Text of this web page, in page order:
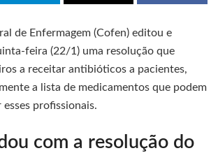
de Enfermagem (Cofen) editou e
feira (22/1) uma resolução que
a receitar antibióticos a pacientes,
a lista de medicamentos que podem
profissionais.
com a resolução do